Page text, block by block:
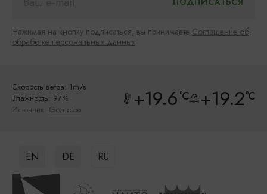
Нажимая на кнопку подписаться, вы принимаете Соглашение об
обработке персональных данных
Скорость ветра: 1m/s
Влажность: 97%
Источник: Gismeteo +19.6°C +19.2°C
EN DE RU